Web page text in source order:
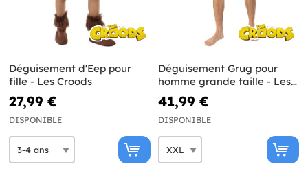
Déguisement d'Eep pour
fille - Les Croods
27,99 €
DISPONIBLE
Déguisement Grug pour
homme grande taille - Les
Croods
41,99 €
DISPONIBLE